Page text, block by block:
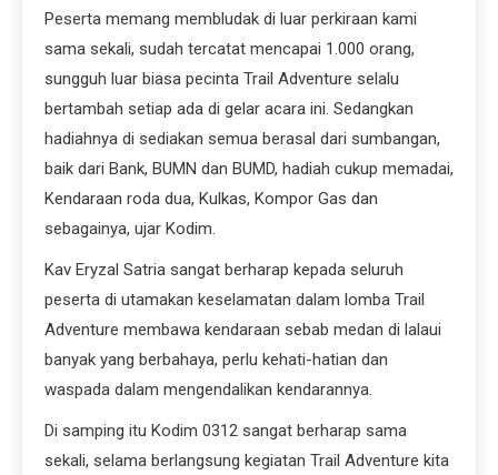
Peserta memang membludak di luar perkiraan kami
sama sekali, sudah tercatat mencapai 1.000 orang,
sungguh luar biasa pecinta Trail Adventure selalu
bertambah setiap ada di gelar acara ini. Sedangkan
hadiahnya di sediakan semua berasal dari sumbangan,
baik dari Bank, BUMN dan BUMD, hadiah cukup memadai,
Kendaraan roda dua, Kulkas, Kompor Gas dan
sebagainya, ujar Kodim.
Kav Eryzal Satria sangat berharap kepada seluruh
peserta di utamakan keselamatan dalam lomba Trail
Adventure membawa kendaraan sebab medan di lalaui
banyak yang berbahaya, perlu kehati-hatian dan
waspada dalam mengendalikan kendarannya.
Di samping itu Kodim 0312 sangat berharap sama
sekali, selama berlangsung kegiatan Trail Adventure kita